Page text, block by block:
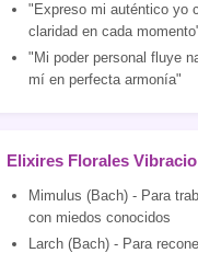
"Expreso mi auténtico yo
claridad en cada
"Mi poder personal fluye
mí en perfecta armonía"
Elixires Florales
Mimulus (Bach) - Para
con miedos conocidos
Larch (Bach) - Para